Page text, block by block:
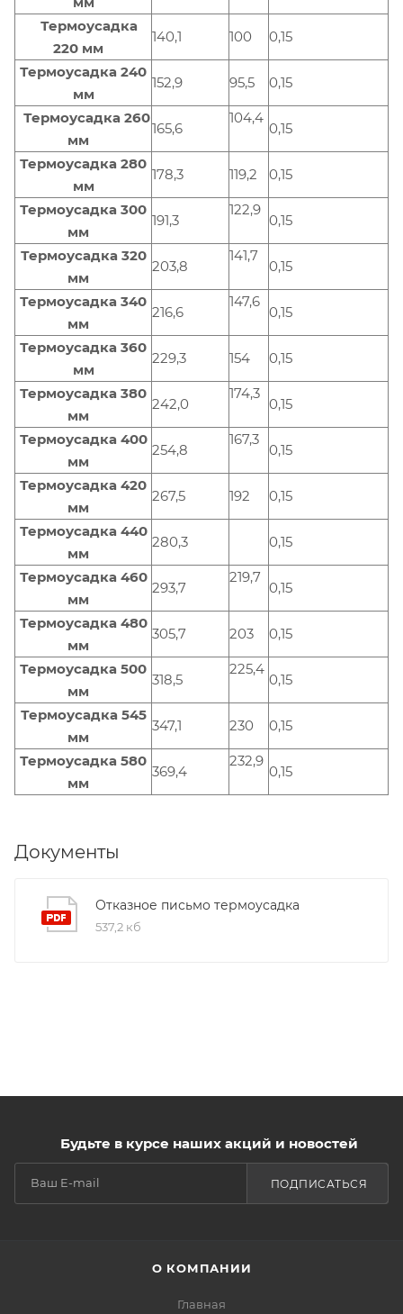
Термоусадка
220 мм
140,1 100 0,15
Термоусадка 240
мм
152,9 95,5 0,15
Термоусадка 260
мм
165,6
104,4
0,15
Термоусадка 280
мм
178,3 119,2 0,15
Термоусадка 300
мм
191,3
122,9
0,15
Термоусадка 320
мм
203,8
141,7
0,15
Термоусадка 340
мм
216,6
147,6
0,15
Термоусадка 360
мм
229,3 154 0,15
Термоусадка 380
мм
242,0
174,3
0,15
Термоусадка 400
мм
254,8
167,3
0,15
Термоусадка 420
мм
267,5 192 0,15
Термоусадка 440
мм
280,3 0,15
Термоусадка 460
мм
293,7
219,7
0,15
Термоусадка 480
мм
305,7 203 0,15
Термоусадка 500
мм
318,5
225,4
0,15
Термоусадка 545
мм
347,1 230 0,15
Термоусадка 580
мм
369,4
232,9
0,15
Документы
Отказное письмо термоусадка
537,2 кб
Будьте в курсе наших акций и новостей
ПОДПИСАТЬСЯ
О КОМПАНИИ
Главная